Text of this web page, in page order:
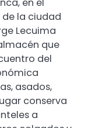
en el
de la ciudad
Lecuima
que
del
asados,
conserva
a